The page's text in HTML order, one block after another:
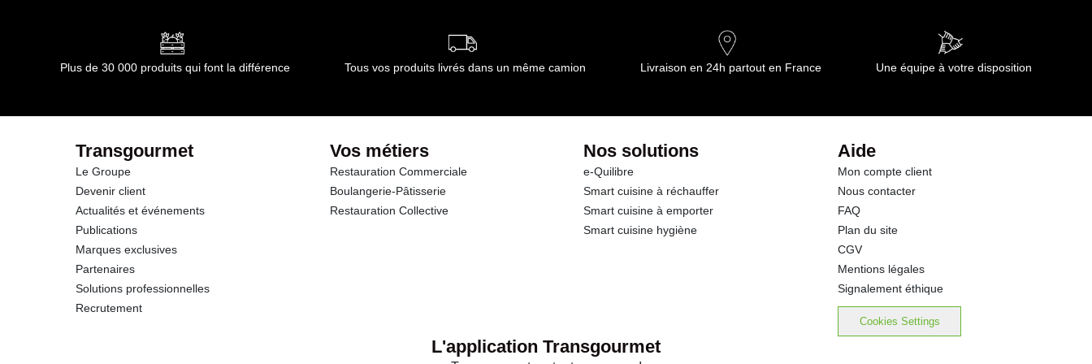
Plus de 30 000 produits qui font la différence Tous vos produits livrés dans un même camion Livraison en 24h partout en France Une équipe à votre disposition
Transgourmet
Le Groupe
Devenir client
Actualités et événements
Publications
Marques exclusives
Partenaires
Solutions professionnelles
Recrutement
Vos métiers
Restauration Commerciale
Boulangerie-Pâtisserie
Restauration Collective
Nos solutions
e-Quilibre
Smart cuisine à réchauffer
Smart cuisine à emporter
Smart cuisine hygiène
Aide
Mon compte client
Nous contacter
FAQ
Plan du site
CGV
Mentions légales
Signalement éthique
Cookies Settings
L'application Transgourmet